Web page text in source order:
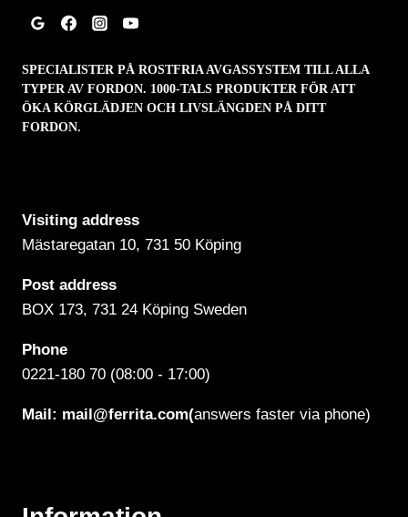
SPECIALISTER PÅ ROSTFRIA AVGASSYSTEM TILL ALLA
TYPER AV FORDON. 1000-TALS PRODUKTER FÖR ATT
ÖKA KÖRGLÄDJEN OCH LIVSLÄNGDEN PÅ DITT
FORDON.
Visiting address
Mästaregatan 10, 731 50 Köping
Post address
BOX 173, 731 24 Köping Sweden
Phone
0221-180 70 (08:00 - 17:00)
Mail: mail@ferrita.com(answers faster via phone)